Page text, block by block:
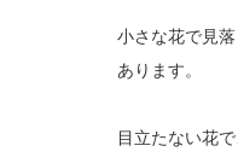
小さな花で見
あります。
目立たない花